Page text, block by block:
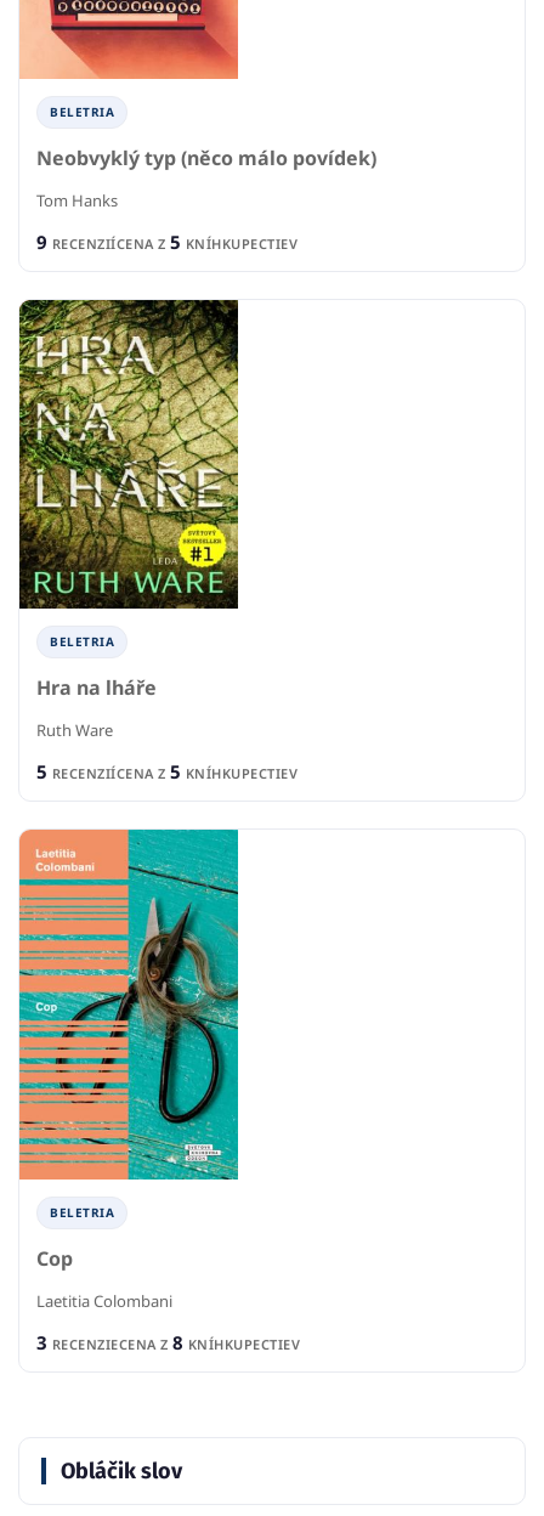
BELETRIA
Neobvyklý typ (něco málo povídek)
Tom Hanks
9 RECENZIÍCENA Z 5 KNÍHKUPECTIEV
BELETRIA
Hra na lháře
Ruth Ware
5 RECENZIÍCENA Z 5 KNÍHKUPECTIEV
BELETRIA
Cop
Laetitia Colombani
3 RECENZIECENA Z 8 KNÍHKUPECTIEV
Obláčik slov